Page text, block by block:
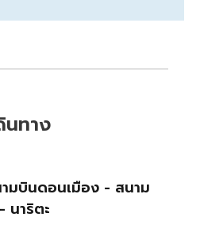
นทาง
มบินดอนเมือง - สนาม
นาริตะ